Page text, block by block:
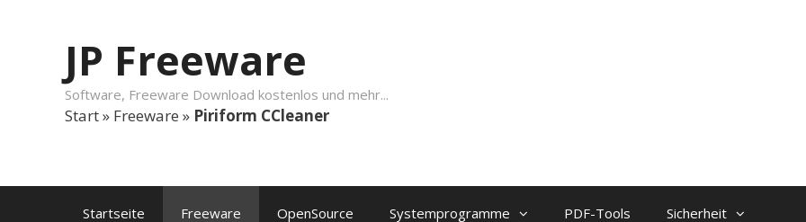
JP Freeware
Software, Freeware Download kostenlos und mehr...
Start» Freeware » Piriform CCleaner
Startseite Freeware OpenSource Systemprogramme PDF-Tools Sicherheit